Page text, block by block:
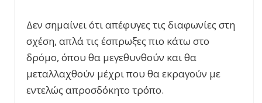
Δεν σημαίνει ότι απέφυγες τις διαφωνίες στη
σχέση, απλά τις έσπρωξες πιο κάτω στο
δρόμο, όπου θα μεγεθυνθούν και θα
μεταλλαχθούν μέχρι που θα εκραγούν με
εντελώς απροσδόκητο τρόπο.